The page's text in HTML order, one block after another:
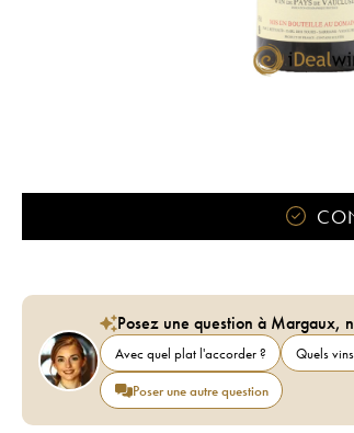
Posez une question à Margaux,
Avec quel plat l'accorder ? Quels
Poser une autre question